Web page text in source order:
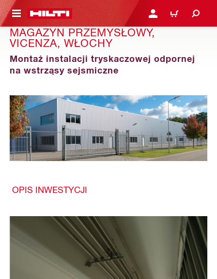
GŁÓWNEJ ZALOGUJ SIĘ LUB
KOSZYK
MAGAZYN PRZEMYSŁOWY,
VICENZA, WŁOCHY
Montaż instalacji tryskaczowej odpornej
na wstrząsy sejsmiczne
OPIS INWESTYCJI